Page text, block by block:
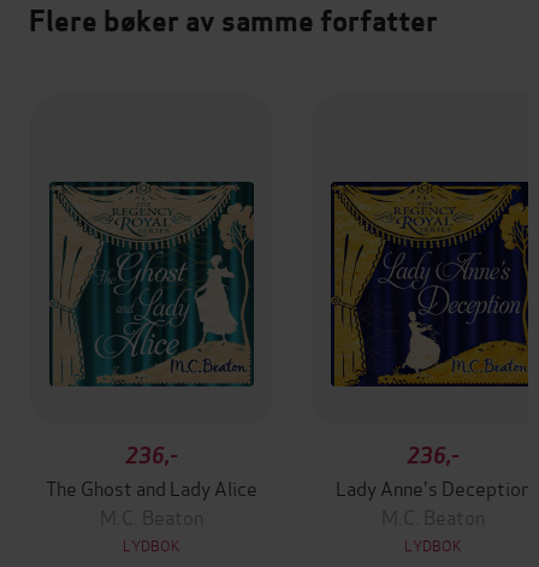
Flere bøker av samme forfatter
236,-
The Ghost and Lady Alice
M.C. Beaton
LYDBOK
236,-
Lady Anne's Deception
M.C. Beaton
LYDBOK